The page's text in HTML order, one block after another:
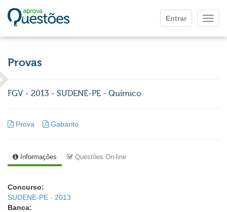
Entrar
Provas
FGV - 2013 - SUDENE-PE - Químico
Prova Gabarito
Informações Questões On-line
Concurso:
SUDENE-PE - 2013
Banca: